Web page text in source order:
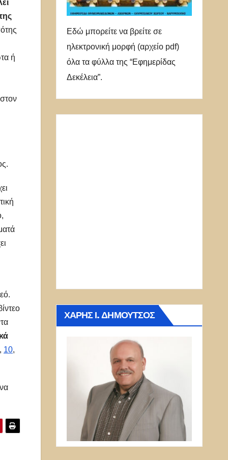
ή
, 10,
Εδώ μπορείτε να βρείτε σε
ηλεκτρονική μορφή (αρχείο pdf)
όλα τα φύλλα της “Εφημερίδας
Δεκέλεια”.
ΧΆΡΗΣ Ι. ΔΗΜΟΎΤΣΟΣ